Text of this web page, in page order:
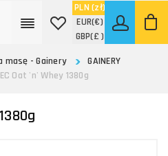
PLN (zł)
EUR(€)
GBP(£ )
masę - Gainery
GAINERY
Oat 'n' Whey 1380g